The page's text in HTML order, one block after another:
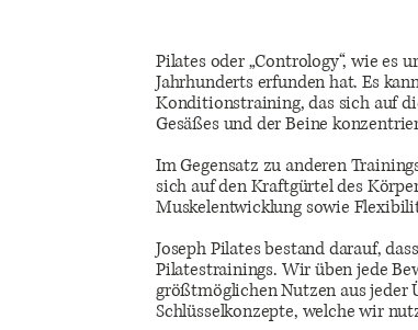
Pilates oder „Contrology“, wie es
Jahrhunderts erfunden hat. Es
Konditionstraining, das sich auf
Gesäßes und der Beine
Im Gegensatz zu anderen
sich auf den Kraftgürtel des
Muskelentwicklung sowie
Joseph Pilates bestand darauf,
Pilatestrainings. Wir üben jede
größtmöglichen Nutzen aus jeder
Schlüsselkonzepte, welche wir